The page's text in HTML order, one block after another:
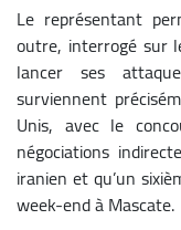
Le représentant
outre, interrogé sur
lancer ses
surviennent
Unis, avec le
négociations
iranien et qu’un
week-end à Mascate.